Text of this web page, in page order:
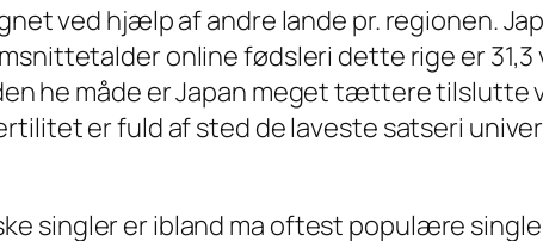
ved hjælp af andre lande pr. regionen.
online fødsleri dette rige er
he måde er Japan meget tættere tilslutte
er fuld af sted de laveste satseri
singler er ibland ma oftest populære